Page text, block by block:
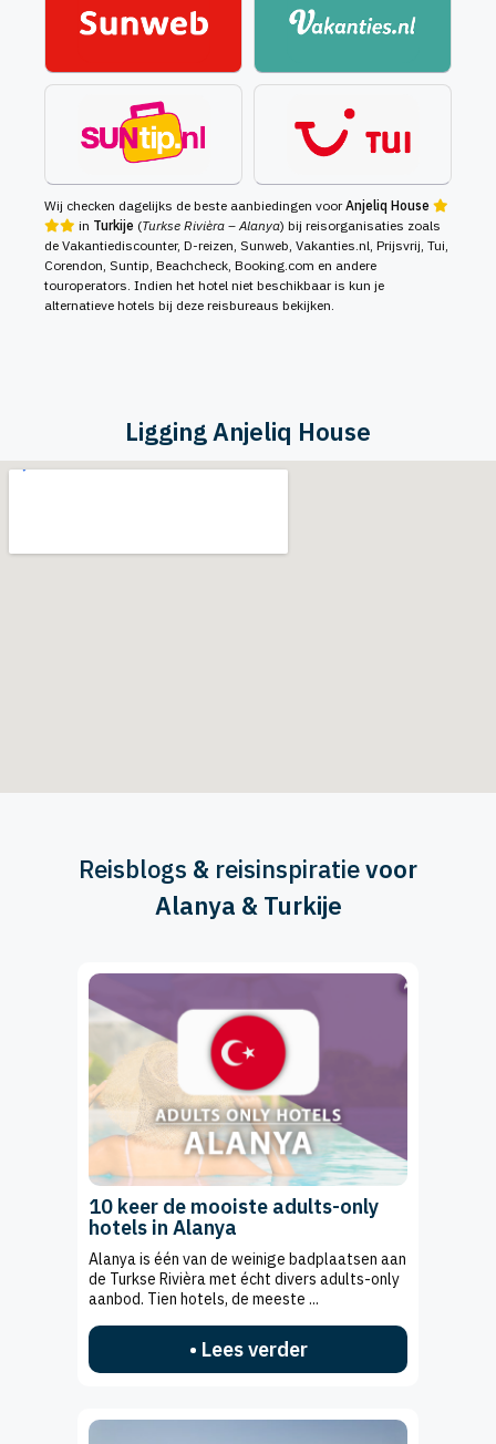
Wij checken dagelijks de beste aanbiedingen voorAnjeliq House
in Turkije (Turkse Rivièra – Alanya) bij reisorganisaties zoals
de Vakantiediscounter, D-reizen, Sunweb, Vakanties.nl, Prijsvrij, Tui,
Corendon, Suntip, Beachcheck, Booking.com en andere
touroperators. Indien het hotel niet beschikbaar is kun je
alternatieve hotels bij deze reisbureaus bekijken.
Ligging Anjeliq House
Reisblogs & reisinspiratievoor
Alanya & Turkije
10 keer de mooiste adults-only
hotels in Alanya
Alanya is één van de weinige badplaatsen aan
de Turkse Rivièra met écht divers adults-only
aanbod. Tien hotels, de meeste ...
• Lees verder